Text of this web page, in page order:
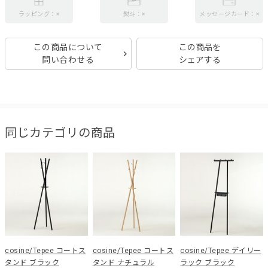
ラッピング：× 熨斗：× メッセージカード：×
この商品について
問い合わせる
この商品を
シェアする
同じカテゴリの商品
cosine/Tepee コートス
タンド ブラック
cosine/Tepee コートス
タンド ナチュラル
cosine/Tepee デイリー
ラック ブラック